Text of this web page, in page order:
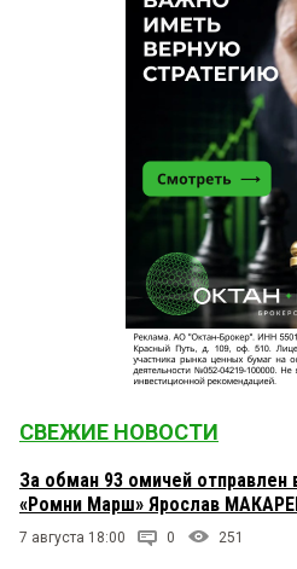
СВЕЖИЕ НОВОСТИ
За обман 93 омичей
«Ромни Марш» Ярослав
7 августа 18:00 0 251